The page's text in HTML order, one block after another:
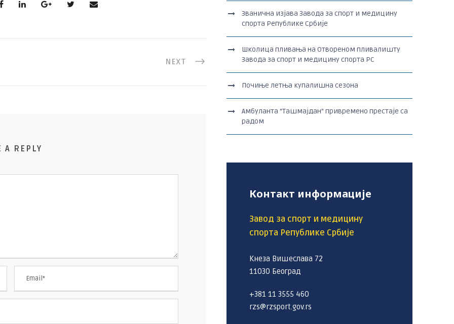
NEXT
A REPLY
Званична изјава Завода за спорт и медицину
спорта Републике Србије
Школица пливања на Отвореном пливалишту
Завода за спорт и медицину спорта РС
Почиње летња купалишна сезона
Амбуланта “Ташмајдан“ привремено престаје са
радом
Контакт информације
Завод за спорт и медицину
спорта Републике Србије
Кнеза Вишеслава 72
11030 Београд
+381 11 3555 460
rzs@rzsport.gov.rs